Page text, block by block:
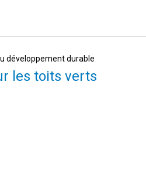
développement durable
les toits verts